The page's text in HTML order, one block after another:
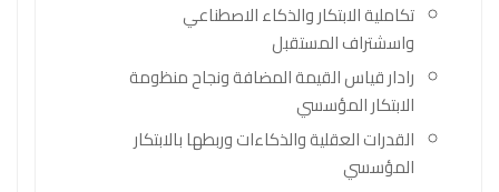
تكاملية الابتكار والذكاء الاصطناعي
واسشتراف المستقبل
رادار قياس القيمة المضافة ونجاح منظومة
الابتكار المؤسسي
القدرات العقلية والذكاءات وربطها بالابتكار
المؤسسي